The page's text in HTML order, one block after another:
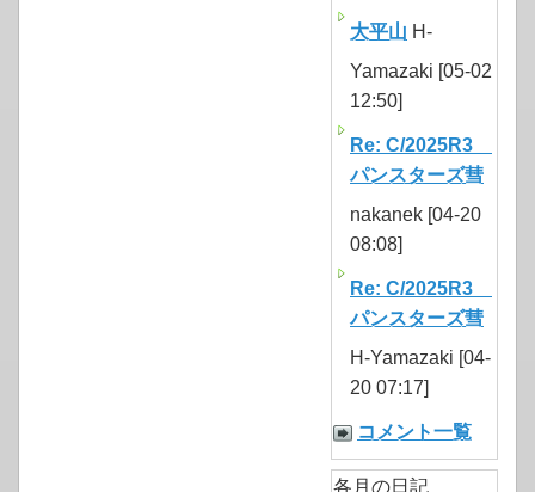
大平山 H-
Yamazaki [05-02
12:50]
Re: C/2025R3
パンスターズ彗
nakanek [04-20
08:08]
Re: C/2025R3
パンスターズ彗
H-Yamazaki [04-
20 07:17]
コメント一覧
各月の日記